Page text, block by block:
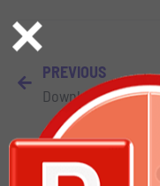
PREVIOUS
×